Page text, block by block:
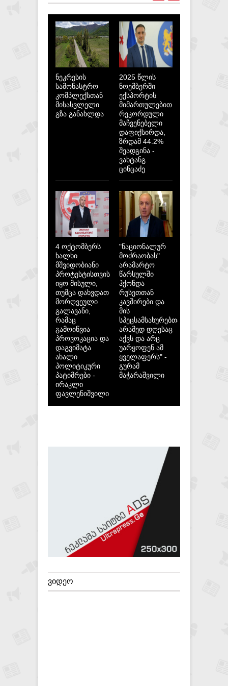
ნეკრესის
სამონასტრო
კომპლექსთან
მისასვლელი
გზა განახლდა
2025 წლის
ნოემბერში
ექსპორტის
მიმართულებით
რეკორდული
მაჩვენებელი
დაფიქსირდა,
ზრდამ 44.2%
შეადგინა -
ვახტანგ
ცინცაძე
4 ოქტომბერს
ხალხი
მშვიდობიანი
პროტესტისთვის
იყო მისული,
თუმცა დახვდათ
მორღვეული
გალავანი,
რამაც
გამოიწვია
პროვოკაცია და
დაგვიმატა
ახალი
პოლიტიკური
პატიმრები -
ირაკლი
ფავლენიშვილი
"ნაციონალურ
მოძრაობას"
არამარტო
წარსულში
ჰქონდა
რუსეთთან
კავშირები და
მის
სპეცსამსახურებთან,
არამედ დღესაც
აქვს და არც
უარყოფენ ამ
ყველაფერს" -
გურამ
მაჭარაშვილი
ᲕᲘᲓᲔᲝ